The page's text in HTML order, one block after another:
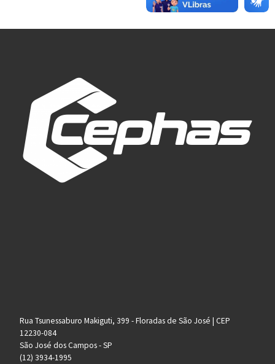
Rua Tsunessaburo Makiguti, 399 - Floradas de São José | CEP
12230-084
São José dos Campos - SP
(12) 3934-1995